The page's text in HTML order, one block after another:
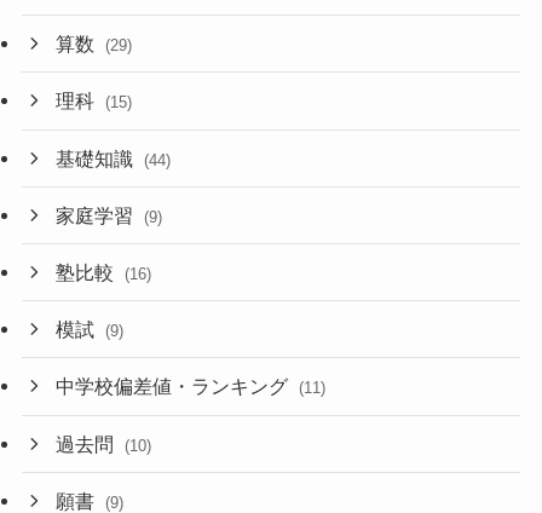
算数 (29)
理科 (15)
基礎知識 (44)
家庭学習 (9)
塾比較 (16)
模試 (9)
中学校偏差値・ランキング (11)
過去問 (10)
願書 (9)